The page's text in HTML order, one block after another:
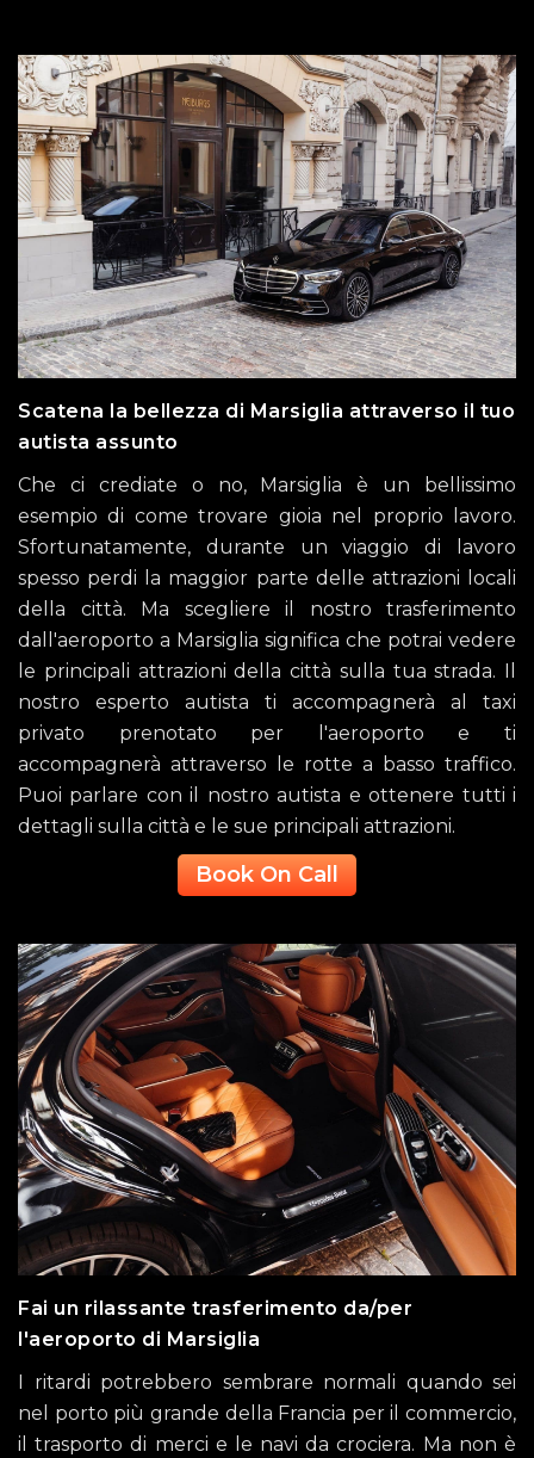
Scatena la bellezza di Marsiglia attraverso il tuo
autista assunto
Che ci crediate o no, Marsiglia è un bellissimo
esempio di come trovare gioia nel proprio lavoro.
Sfortunatamente, durante un viaggio di lavoro
spesso perdi la maggior parte delle attrazioni locali
della città. Ma scegliere il nostro trasferimento
dall'aeroporto a Marsiglia significa che potrai vedere
le principali attrazioni della città sulla tua strada. Il
nostro esperto autista ti accompagnerà al taxi
privato prenotato per l'aeroporto e ti
accompagnerà attraverso le rotte a basso traffico.
Puoi parlare con il nostro autista e ottenere tutti i
dettagli sulla città e le sue principali attrazioni.
Book On Call
Fai un rilassante trasferimento da/per
l'aeroporto di Marsiglia
I ritardi potrebbero sembrare normali quando sei
nel porto più grande della Francia per il commercio,
il trasporto di merci e le navi da crociera. Ma non è